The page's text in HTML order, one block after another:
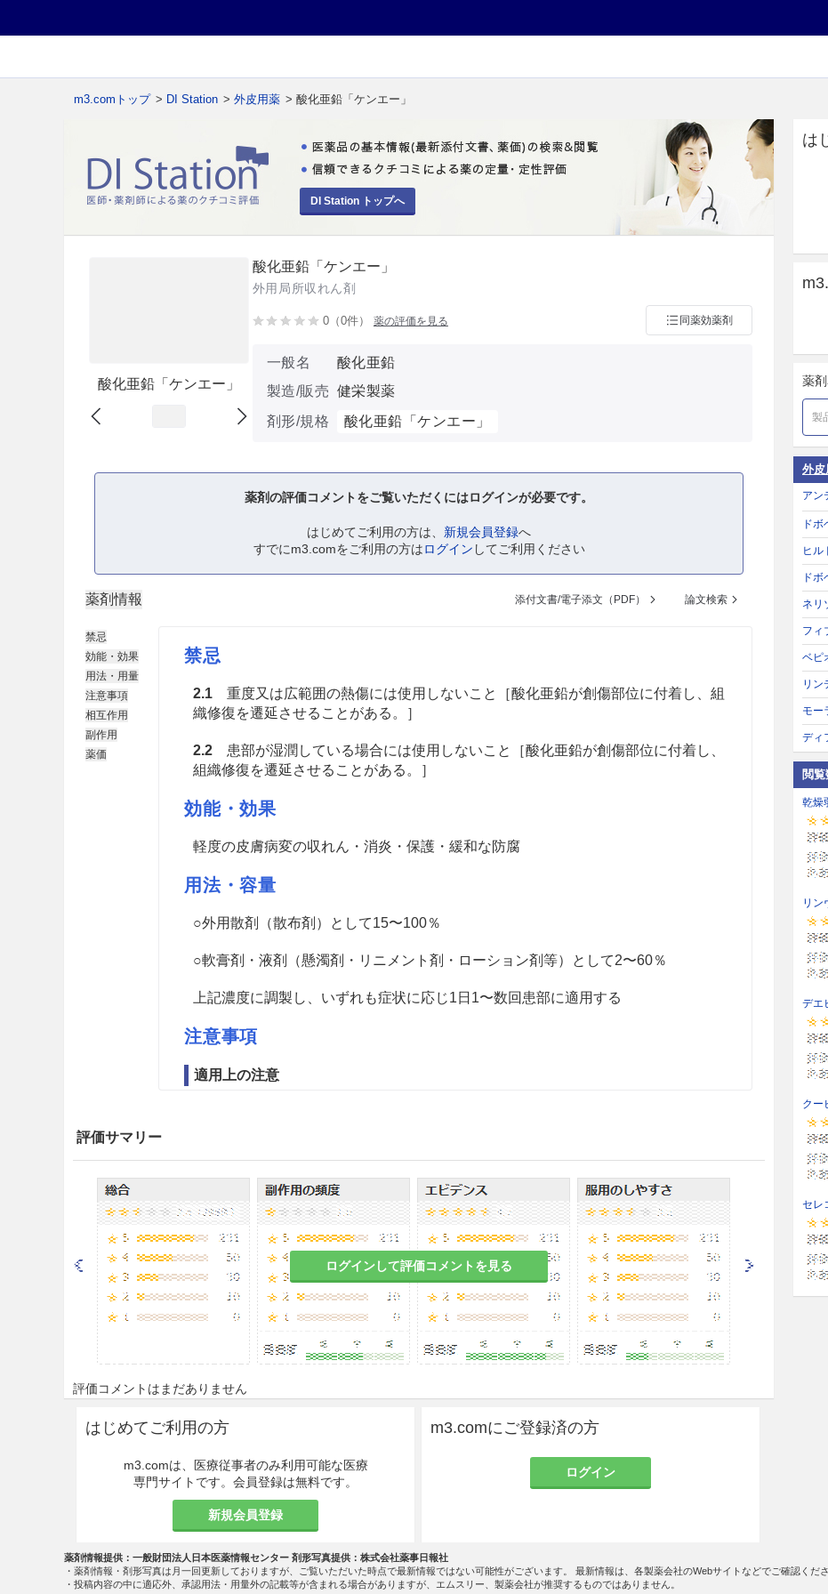
m3.comトップ > DI Station > 外皮用薬 > 酸化亜鉛「ケンエー」
DI Station トップへ
酸化亜鉛「ケンエー」
酸化亜鉛「ケンエー」
外用局所収れん剤
0（0件） 薬の評価を見る 同薬効薬剤
一般名
酸化亜鉛
製造/販売 健栄製薬
剤形/規格
酸化亜鉛「ケンエー」
薬剤の評価コメントをご覧いただくにはログインが必要です。
はじめてご利用の方は、 新規会員登録へ
すでにm3.comをご利用の方はログイン してご利用ください
薬剤情報 添付文書/電子添文（PDF） 論文検索
禁忌
効能・効果
用法・用量
注意事項
相互作用
副作用
薬価
禁忌
2.1重度又は広範囲の熱傷には使用しないこと［酸化亜鉛が創傷部位に付着し、組
織修復を遷延させることがある。］
2.2患部が湿潤している場合には使用しないこと［酸化亜鉛が創傷部位に付着し、
組織修復を遷延させることがある。］
効能・効果
軽度の皮膚病変の収れん・消炎・保護・緩和な防腐
用法・容量
○外用散剤（散布剤）として15〜100％
○軟膏剤・液剤（懸濁剤・リニメント剤・ローション剤等）として2〜60％
上記濃度に調製し、いずれも症状に応じ1日1〜数回患部に適用する
注意事項
適用上の注意
14.2 薬剤使用時の注意
眼には使用しないこと。
相互作用
副作用
その他の副作用
次の副作用があらわれることがあるので、観察を十分に行い、異常が認められた場
合には使用を中止するなど適切な処置を行うこと。
頻度不明
皮膚
薬価
評価サマリー
ログインして評価コメントを見る
評価コメントはまだありません
はじめてご利用の方
m3.comは、医療従事者のみ利用可能な医療
専門サイトです。会員登録は無料です。
新規会員登録
m3.comにご登録済の方
ログイン
は
薬
外皮
アン
ド
ヒル
ド
ネリ
フィ
ベピ
リン
モー
ディ
閲
乾燥
リン
デエ
クー
セレ
薬剤情報提供：一般財団法人日本医薬情報センター 剤形写真提供：株式会社薬事日報社
・薬剤情報・剤形写真は月一回更新しておりますが、ご覧いただいた時点で最新情報ではない可能性がございます。 最新情報は、各製薬会社のWebサイトなどでご確認くださ
・投稿内容の中に適応外、承認用法・用量外の記載等が含まれる場合がありますが、エムスリー、製薬会社が推奨するものではありません。